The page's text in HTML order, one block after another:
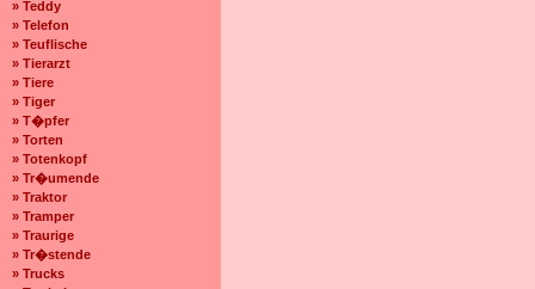
» Teddy
» Telefon
» Teuflische
» Tierarzt
» Tiere
» Tiger
» T�pfer
» Torten
» Totenkopf
» Tr�umende
» Traktor
» Tramper
» Traurige
» Tr�stende
» Trucks